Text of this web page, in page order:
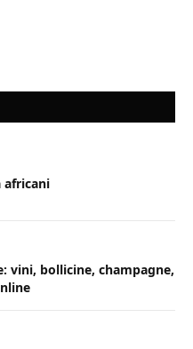
vini, bollicine, champagne,